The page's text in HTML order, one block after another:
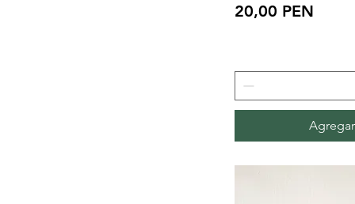
Precio
20,00 PEN